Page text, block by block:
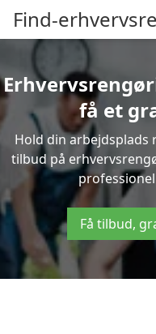
Find-
få et
Hold din arbejdsplads
tilbud på
Få tilbud,